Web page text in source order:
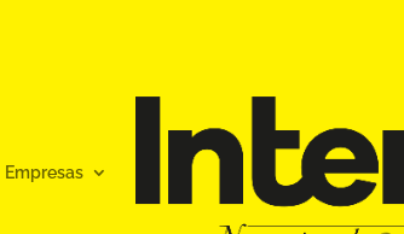
Empresas